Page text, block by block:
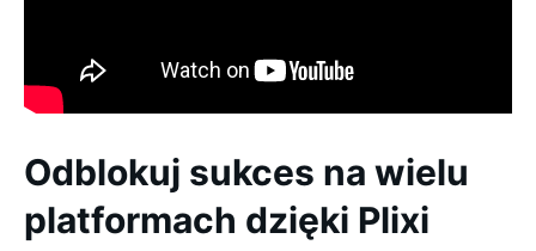
Odblokuj sukces na wielu
platformach dzięki Plixi